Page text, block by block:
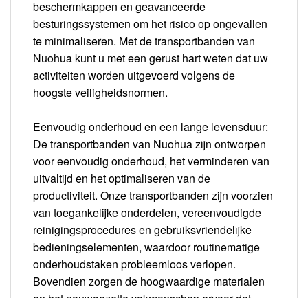
beschermkappen en geavanceerde
besturingssystemen om het risico op ongevallen
te minimaliseren. Met de transportbanden van
Nuohua kunt u met een gerust hart weten dat uw
activiteiten worden uitgevoerd volgens de
hoogste veiligheidsnormen.
Eenvoudig onderhoud en een lange levensduur:
De transportbanden van Nuohua zijn ontworpen
voor eenvoudig onderhoud, het verminderen van
uitvaltijd en het optimaliseren van de
productiviteit. Onze transportbanden zijn voorzien
van toegankelijke onderdelen, vereenvoudigde
reinigingsprocedures en gebruiksvriendelijke
bedieningselementen, waardoor routinematige
onderhoudstaken probleemloos verlopen.
Bovendien zorgen de hoogwaardige materialen